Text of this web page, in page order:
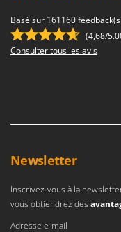
Basé sur 161160
(4,68/
Consulter tous les avis
Newsletter
Inscrivez-vous à la
vous obtiendrez des
Adresse e-mail